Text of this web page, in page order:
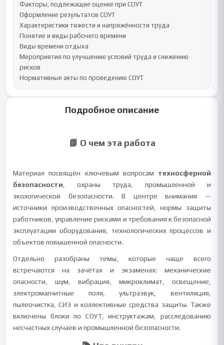
Факторы, подлежащие оценке при СОУТ
Оформление результатов СОУТ
Характеристики тяжести и напряжённости труда
Понятие и виды рабочего времени
Виды времени отдыха
Мероприятия по улучшению условий труда и снижению
рисков
Нормативные акты по проведению СОУТ
Подробное описание
📘 О чем эта работа
Материал посвящён ключевым вопросам техносферной
безопасности , охраны труда, промышленной и
экологической безопасности. В центре внимания —
источники производственных опасностей, нормы защиты
работников, управление рисками и требования к безопасной
эксплуатации оборудования, технологических процессов и
объектов повышенной опасности.
Отдельно разобраны темы, которые чаще всего
встречаются на зачётах и экзаменах: механические
опасности, шум, вибрация, микроклимат, освещение,
электромагнитные поля, ультразвук, вентиляция,
пылеочистка, СИЗ и коллективные средства защиты. Также
включены блоки по СОУТ, инструктажам, расследованию
несчастных случаев и промышленной безопасности.